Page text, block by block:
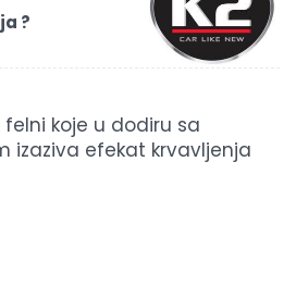
?
koje u dodiru sa
izaziva efekat krvavljenja